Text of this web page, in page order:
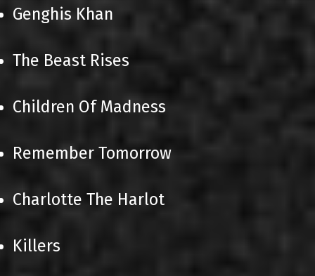
Genghis Khan
The Beast Rises
Children Of Madness
Remember Tomorrow
Charlotte The Harlot
Killers